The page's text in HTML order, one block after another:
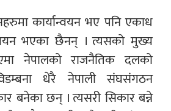
कार्यान्वयन भए पनि एकाध
भएका छैनन् । त्यसको मुख्य
नेपालको राजनैतिक दलको
धेरै नेपाली संघसंगठन
बनेका छन् । त्यसरी सिकार बन्ने